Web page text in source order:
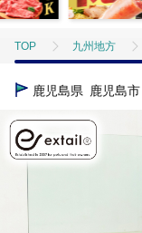
TOP 九州地方
TOP
鹿児島県 鹿児島市